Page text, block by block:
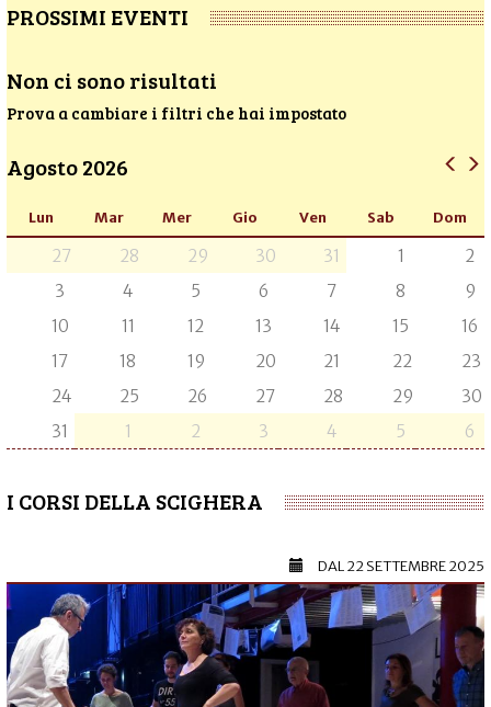
PROSSIMI EVENTI
Non ci sono risultati
Prova a cambiare i filtri che hai impostato
Agosto 2026
Lun Mar Mer Gio Ven Sab Dom
27 28 29 30 31 1
2
3
4 5 6 7 8
9
10
11 12 13 14 15
16
17
18 19 20 21 22
23
24
25 26 27 28 29
30
31
1 2 3 4 5 6
I CORSI DELLA SCIGHERA
DAL22 SETTEMBRE 2025